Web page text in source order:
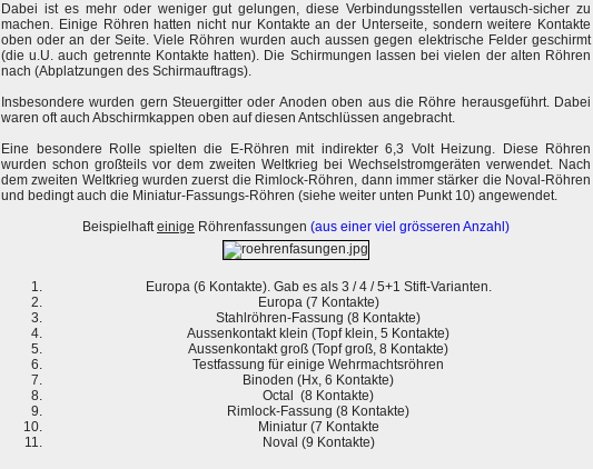
Dabei ist es mehr oder weniger gut gelungen, diese Verbindungsstellen vertausch-sicher zu
machen. Einige Röhren hatten nicht nur Kontakte an der Unterseite, sondern weitere Kontakte
oben oder an der Seite. Viele Röhren wurden auch aussen gegen elektrische Felder geschirmt
(die u.U. auch getrennte Kontakte hatten). Die Schirmungen lassen bei vielen der alten Röhren
nach (Abplatzungen des Schirmauftrags).
Insbesondere wurden gern Steuergitter oder Anoden oben aus die Röhre herausgeführt. Dabei
waren oft auch Abschirmkappen oben auf diesen Antschlüssen angebracht.
Eine besondere Rolle spielten die E-Röhren mit indirekter 6,3 Volt Heizung. Diese Röhren
wurden schon großteils vor dem zweiten Weltkrieg bei Wechselstromgeräten verwendet. Nach
dem zweiten Weltkrieg wurden zuerst die Rimlock-Röhren, dann immer stärker die Noval-Röhren
und bedingt auch die Miniatur-Fassungs-Röhren (siehe weiter unten Punkt 10) angewendet.
Beispielhafteinige Röhrenfassungen (aus einer viel grösseren Anzahl)
Europa (6 Kontakte). Gab es als 3 / 4 / 5+1 Stift-Varianten.
Europa (7 Kontakte)
Stahlröhren-Fassung (8 Kontakte)
Aussenkontakt klein (Topf klein, 5 Kontakte)
Aussenkontakt groß (Topf groß, 8 Kontakte)
Testfassung für einige Wehrmachtsröhren
Binoden (Hx, 6 Kontakte)
Octal (8 Kontakte)
Rimlock-Fassung (8 Kontakte)
Miniatur (7 Kontakte
Noval (9 Kontakte)